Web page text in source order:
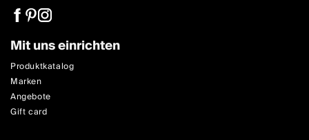
Mit uns einrichten
Produktkatalog
Marken
Angebote
Gift card